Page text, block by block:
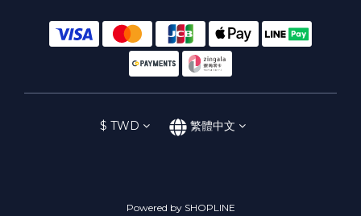
$ TWD 繁體中文
Powered by SHOPLINE